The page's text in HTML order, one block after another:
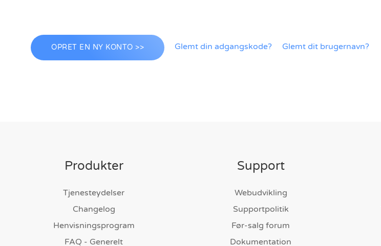
OPRET EN NY KONTO >> Glemt din adgangskode? Glemt dit brugernavn?
Produkter
Tjenesteydelser
Changelog
Henvisningsprogram
FAQ - Generelt
Support
Webudvikling
Supportpolitik
Før-salg forum
Dokumentation